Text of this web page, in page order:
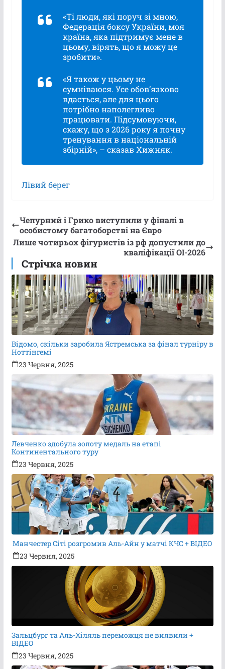
«Ті люди, які поруч зі мною,
Федерація боксу України, моя
країна, яка підтримує мене в
цьому, вірять, що я можу це
зробити».
«Я також у цьому не
сумніваюся. Усе обовʼязково
вдасться, але для цього
потрібно наполегливо
працювати. Підсумовуючи,
скажу, що з 2026 року я почну
тренування в національній
збірній», – сказав Хижняк.
Лівий берег
Чепурний і Грико виступили у фіналі в
особистому багатоборстві на Євро
Лише чотирьох фігуристів із рф допустили до
кваліфікації ОІ-2026
Стрічка новин
Відомо, скільки заробила Ястремська за фінал турніру в
Ноттінгемі
23 Червня, 2025
Левченко здобула золоту медаль на етапі
Континентального туру
23 Червня, 2025
Манчестер Сіті розгромив Аль-Айн у матчі КЧС + ВІДЕО
23 Червня, 2025
Зальцбург та Аль-Хіляль переможця не виявили +
ВІДЕО
23 Червня, 2025